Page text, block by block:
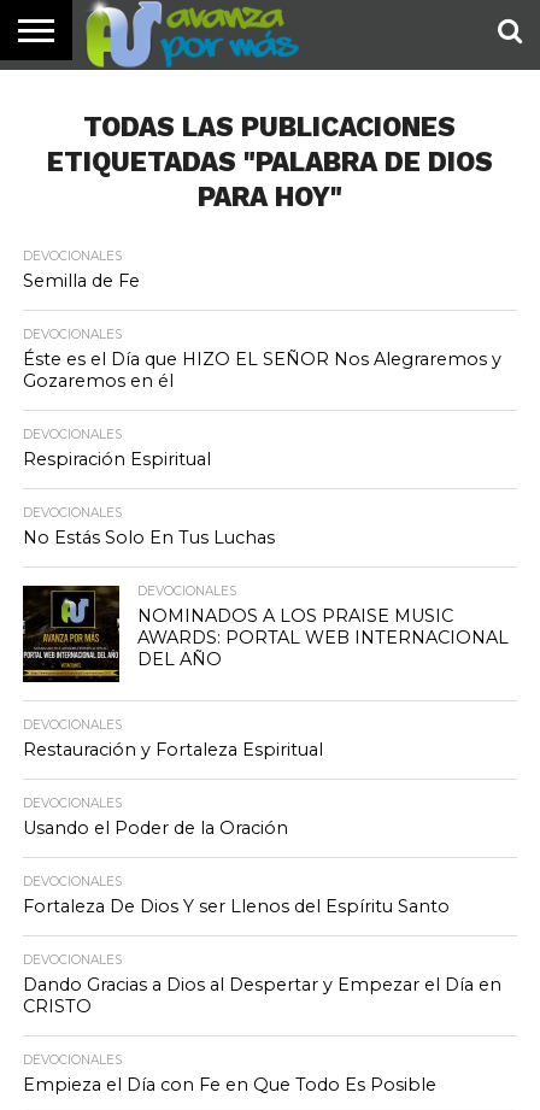
DE HOY
NOSOTROS
TODAS LAS PUBLICACIONES
ETIQUETADAS "PALABRA DE DIOS
PARA HOY"
DEVOCIONALES
Semilla de Fe
DEVOCIONALES
Éste es el Día que HIZO EL SEÑOR Nos Alegraremos y
Gozaremos en él
DEVOCIONALES
Respiración Espiritual
DEVOCIONALES
No Estás Solo En Tus Luchas
DEVOCIONALES
NOMINADOS A LOS PRAISE MUSIC
AWARDS: PORTAL WEB INTERNACIONAL
DEL AÑO
DEVOCIONALES
Restauración y Fortaleza Espiritual
DEVOCIONALES
Usando el Poder de la Oración
DEVOCIONALES
Fortaleza De Dios Y ser Llenos del Espíritu Santo
DEVOCIONALES
Dando Gracias a Dios al Despertar y Empezar el Día en
CRISTO
DEVOCIONALES
Empieza el Día con Fe en Que Todo Es Posible